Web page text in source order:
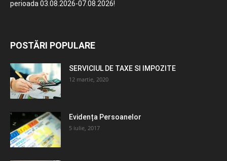
perioada 03.08.2026-07.08.2026!
POSTĂRI POPULARE
SERVICIUL DE TAXE SI IMPOZITE
12 martie, 2020
Evidența Persoanelor
5 iulie, 2017